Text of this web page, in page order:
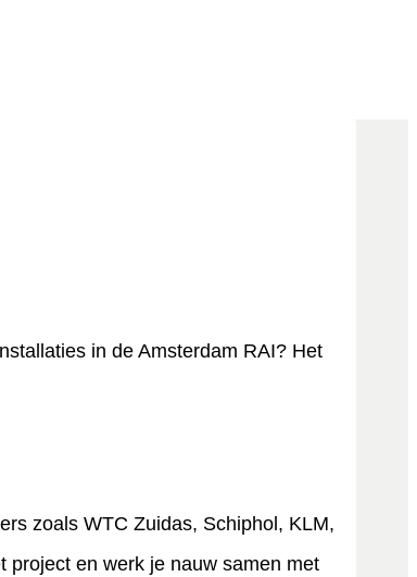
in de Amsterdam RAI? Het
zoals WTC Zuidas, Schiphol, KLM,
project en werk je nauw samen met